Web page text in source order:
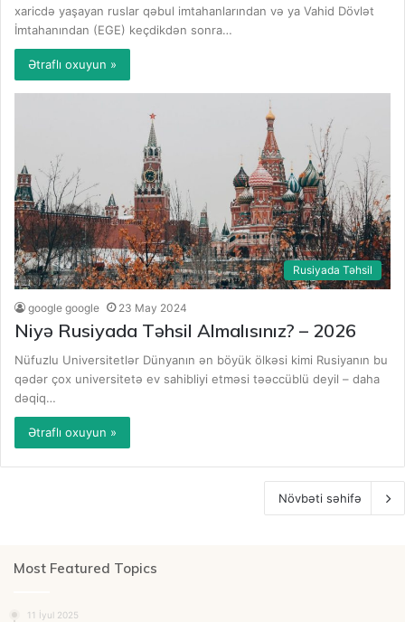
xaricdə yaşayan ruslar qəbul imtahanlarından və ya Vahid Dövlət
İmtahanından (EGE) keçdikdən sonra…
Ətraflı oxuyun »
Rusiyada Təhsil
google google 23 May 2024
Niyə Rusiyada Təhsil Almalısınız? – 2026
Nüfuzlu Universitetlər Dünyanın ən böyük ölkəsi kimi Rusiyanın bu
qədər çox universitetə ​​ev sahibliyi etməsi təəccüblü deyil – daha
dəqiq…
Ətraflı oxuyun »
Növbəti səhifə
Most Featured Topics
11 İyul 2025